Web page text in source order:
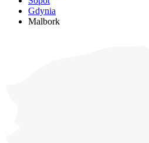
Gdynia
Malbork